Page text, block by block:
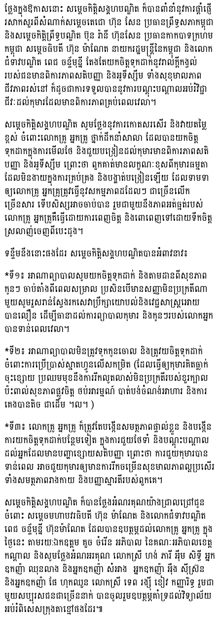
ថ្លែងក្នុងឱកាសនោះ សម្តេចកិត្តិសង្គហបណ្ឌិត ក៏បានពាំនាំនូវការផ្តាំផ្ញើ
រសាកសួរពីសំណាក់សម្តេចតេជោ ហ៊ុន សែន ប្រធានព្រឹទ្ធសភាកម្ពុជា
និងសម្តេចកិត្តិព្រឹទ្ធបណ្ឌិត ប៊ុន រ៉ានី ហ៊ុនសែន ប្រធានកាកបាទក្រហម
កម្ពុជា សម្តេចធិបតី ហ៊ុន ម៉ាណែត នាយករដ្ឋមន្រ្តីនៃកម្ពុជា និងលោក
ជំទាវបណ្ឌិត ពេជ ចន័្ទមុន្នី តែងតែយកចិត្តទុកដាក់នូវរាល់ក្តីកង្វល់
របស់ជនមានពិការភាពសតិបញ្ញា និងអូទីស្សឹម ទាំងសុខុមាលភាព
ជីវភាពរស់នៅ ក៏ដូចជាការទទួលបាននូវការបណ្តុះបណ្តាលអប់រំវិជ្ជា
ជីវៈដល់កុមារដែលមានពិការភាពគ្រប់ពេលវេលា។
សម្តេចកិត្តិសង្គហបណ្ឌិត សូមថ្លែងនូវការកោតសរសើរ និងវាយតម្លៃ
ខ្ពស់ ចំពោះលោកគ្រូ អ្នកគ្រូ ថ្នាក់ដឹកនាំសាលា ដែលបានយកចិត្ត
ទុកដាកក្នុងការមើលថែ និងជួយបង្រៀនដល់កុមារមានពិការភាពសតិ
បញ្ញា និងអូទីស្សឹម ព្រោះថា ពួកគាត់មានលក្ខណៈខុសពីកុមារធម្មតា
ដែលមិនងាយក្នុងការគ្រប់គ្រង និងបង្ហាត់បង្រៀនឡើយ ដែលទាមទា
ឲ្យលោកគ្រូ អ្នកគ្រូត្រូវធ្វើនូវសកម្មភាពដដែលៗ ជាច្រើនលើក
ច្រើនសារ ទើបសិស្សអាចចាប់បាន រួមជាមួយនឹងភាពអត់ធ្មត់របស់
លោកគ្រូ អ្នកគ្រូគឺធ្វើដោយការពេញចិត្ត និងពោពេញទៅដោយទឹកចិត្ត
ស្រលាញ់ចេញពីបេះដូង។
ទន្ទឹមនឹងនោះផងដែរ សម្តេចកិត្តិសង្គហបណ្ឌិតបានអំពាវនាវ៖
*ទី១៖ អាណាព្យាបាលសូមយកចិត្តទុកដាក់ និងតាមដានពីសុខភាព
កូនៗ ចាប់តាំងពីពេលសម្រាល ប្រសិនបើមានសញ្ញាមិនប្រក្រតីណា
មួយសូមរួសរាន់ស្វែងរកសេវាប្រឹក្សាយោបល់និងវេជ្ជសាស្ត្រអោយ
បានលឿន ដើម្បីធានាដល់ការព្យាបាលកុមារ និងកូនៗរបស់លោកអ្នក
បានទាន់ពេលវេលា។
*ទី២៖ អាណាព្យាបាលមិនត្រូវទុកកូនចោល និងត្រូវយចិត្តទុកដាក់
ចំពោះការប្រើប្រាស់ស្មាតហ្វូនលើសកម្រិត (ដែលធ្វើឲ្យកុមារគិតធ្លាក់
ចុះខ្សោយ ប្រឈមមុខនឹងការរីកលូតលាស់មិនប្រក្រតីរបស់ខួរក្បាល
ប៉ះពាល់សុខភាពផ្លូវចិត្ត ថប់អារម្មណ៍ បាត់បង់ចំណង់អាហារ និងការ
គេងបានតិច ជាដើម ។ល។ )
*ទី៣៖ លោកគ្រូ អ្នកគ្រូ ក៏ត្រូវតែបង្កើនសមត្ថភាពផ្ទាល់ខ្លួន និងបង្កើន
ការយកចិត្តទុកដាក់បន្ថែមទៀត ក្នុងការជួយថែទាំ និងបណ្តុះបណ្តាល
ដល់អ្នកដែលមានបញ្ហាខ្សោយសតិបញ្ញា ព្រោះថា ការជួយកុមារបាន
ទាន់ពេល អាចជួយកុមារឲ្យមានការរីកចម្រើនសុខមាលភាពល្អប្រសើរ
ទាំងសមត្ថភាពរាងកាយ និងបញ្ញាស្មារតីរបស់ពួកគេ។
សម្តេចកិត្តិសង្គហបណ្ឌិត ក៏បានថ្លែងអំណរគុណយ៉ាងជ្រាលជ្រៅជូន
ចំពោះ សម្តេចមហាបវរធិបតី ហ៊ុន ម៉ាណែត និងលោកជំទាវបណ្ឌិត
ពេជ ចន័្ទមុន្នី ហ៊ុនម៉ាណែត ដែលបានឧបត្ថម្ភដល់លោកគ្រូ អ្នកគ្រូ ក្នុង
ថ្ងៃនេះ តាមរយ:ឯកឧត្តម គួច ចំរើន អភិបាល នៃគណៈអភិបាលខេត្ត
កណ្តាល និងសូមថ្លែងអំណអរគុណ លោកស្រី ហង់ ភារី អ៉ឹម សិទ្ធី អ្នក
ឧកញ៉ា ឈុនលាង និងអ្នកឧកញ៉ា សំអាង អ្នកឧកញ៉ា អ៉ឹង ស៉ីស្រ៊ន
និងអ្នកឧកញ៉ា ផែ ហុកឈួន លោកស្រី ទេព រង្ស៉ី ខៀវ កញ្ញារិទ្ធ រួមជា
មួយសប្បុរសជនជាច្រើននាក់ បានចូលរួមឧបត្ថម្ភគាំទ្រដល់វិទ្យាល័យ
អប់រំពិសេសក្រុងតាខ្មៅផងដែរ៕